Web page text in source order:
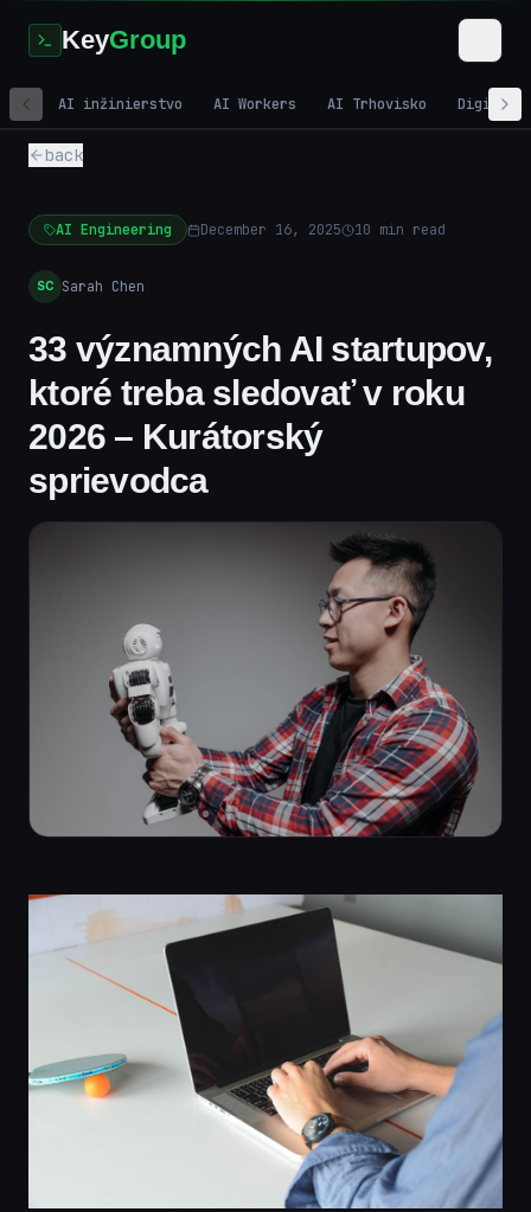
KeyGroup
AI inžinierstvo AI Workers AI Trhovisko
back
AI Engineering December 16, 2025 10 min read
SC Sarah Chen
33 významných AI startupov,
ktoré treba sledovať v roku
2026 – Kurátorský
sprievodca